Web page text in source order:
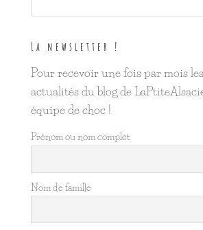
La newsletter !
Pour recevoir une fois par mois
actualités du blog de
équipe de choc !
Prénom ou nom complet
Nom de famille